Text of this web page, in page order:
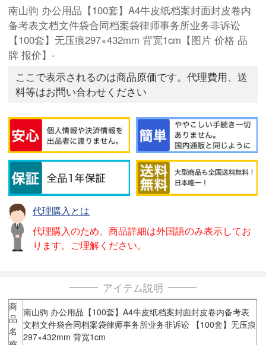
南山驹 办公用品【100套】A4牛皮纸档案封面封皮卷内
备考表文档文件袋合同档案袋律师事务所业务非诉讼
【100套】无压痕297×432mm 背宽1cm【图片 价格 品
牌 报价】-
ここで表示されるのは商品原価です。代理費用、送
料等はお問い合わせください
代理購入とは
代理購入のため、商品詳細は外国語のみ表示してお
ります。ご理解ください。
アイテム説明
商
品
名
南山驹 办公用品【100套】A4牛皮纸档案封面封皮卷内备考表
文档文件袋合同档案袋律师事务所业务非诉讼 【100套】无压痕
297×432mm 背宽1cm